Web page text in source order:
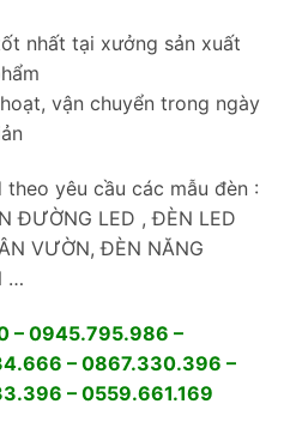
nhất tại xưởng sản xuất
vận chuyển trong ngày
yêu cầu các mẫu đèn :
ĐƯỜNG LED , ĐÈN LED
VƯỜN, ĐÈN NĂNG
…
– 0945.795.986 –
– 0867.330.396 –
– 0559.661.169